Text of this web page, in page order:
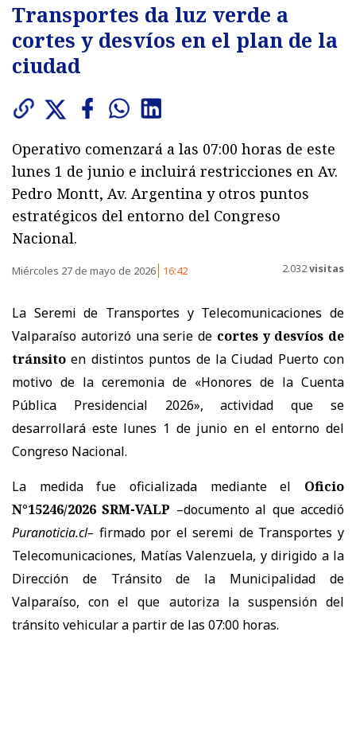
Transportes da luz verde a
cortes y desvíos en el plan de la
ciudad
Operativo comenzará a las 07:00 horas de este
lunes 1 de junio e incluirá restricciones en Av.
Pedro Montt, Av. Argentina y otros puntos
estratégicos del entorno del Congreso
Nacional.
Miércoles 27 de mayo de 2026 16:42 2.032visitas
La Seremi de Transportes y Telecomunicaciones de
Valparaíso autorizó una serie de cortes y desvíos de
tránsito en distintos puntos de la Ciudad Puerto con
motivo de la ceremonia de «Honores de la Cuenta
Pública Presidencial 2026», actividad que se
desarrollará este lunes 1 de junio en el entorno del
Congreso Nacional.
La medida fue oficializada mediante el Oficio
N°15246/2026 SRM-VALP –documento al que accedió
Puranoticia.cl– firmado por el seremi de Transportes y
Telecomunicaciones, Matías Valenzuela, y dirigido a la
Dirección de Tránsito de la Municipalidad de
Valparaíso, con el que autoriza la suspensión del
tránsito vehicular a partir de las 07:00 horas.